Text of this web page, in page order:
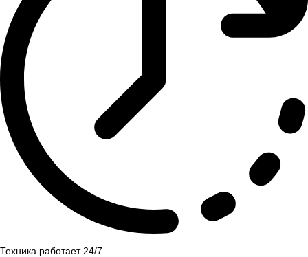
Техника работает 24/7